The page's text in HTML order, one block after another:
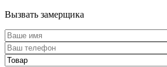
Вызвать замерщика